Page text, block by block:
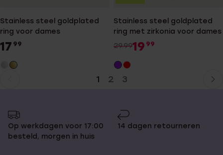
Stainless steel goldplated
ring voor dames
17 99
Stainless steel goldplated
ring met zirkonia voor dames
29.9919 99
1 2 3
Op werkdagen voor 17:00
besteld, morgen in huis
14 dagen retourneren